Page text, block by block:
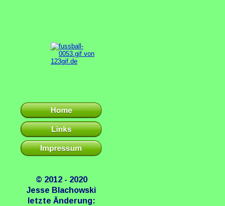
© 2012 - 2020
Jesse Blachowski
letzte Änderung: